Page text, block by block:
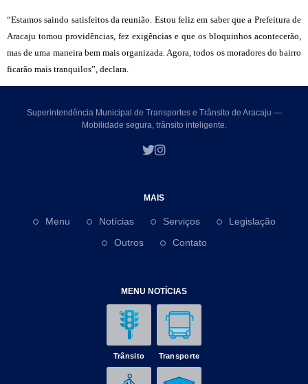
“Estamos saindo satisfeitos da reunião. Estou feliz em saber que a Prefeitura de
Aracaju tomou providências, fez exigências e que os bloquinhos acontecerão,
mas de uma maneira bem mais organizada. Agora, todos os moradores do bairro
ficarão mais tranquilos”, declara.
Superintendência Municipal de Transportes e Trânsito de Aracaju —
Mobilidade segura, trânsito inteligente.
MAIS
Menu Notícias Serviços
Legislação
Outros
Contato
MENU NOTÍCIAS
Trânsito Transporte